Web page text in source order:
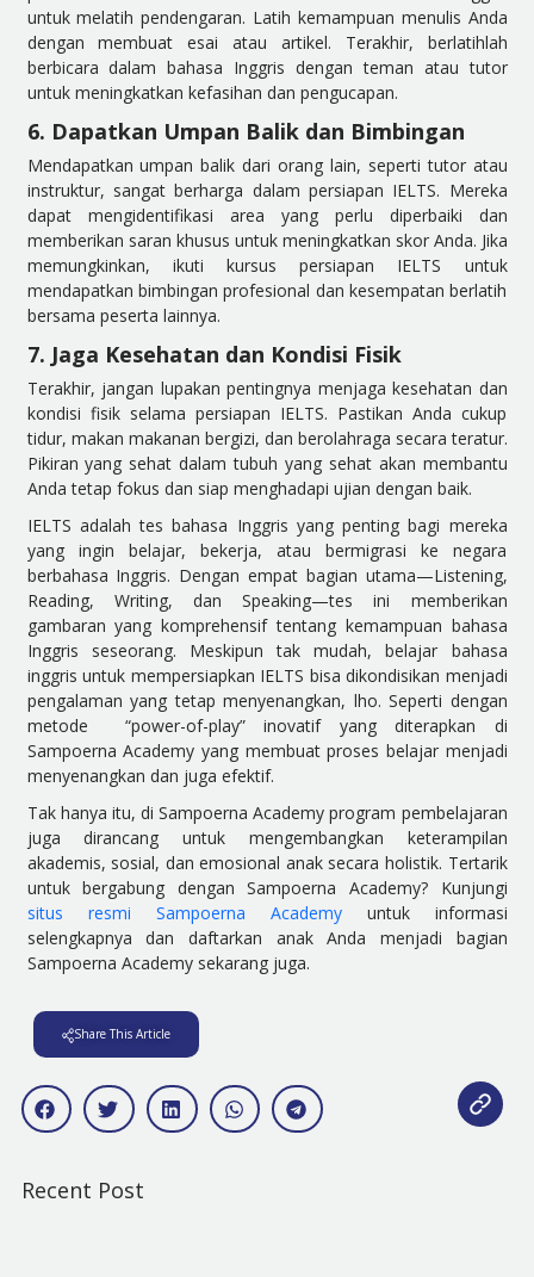
untuk melatih pendengaran. Latih kemampuan menulis Anda
dengan membuat esai atau artikel. Terakhir, berlatihlah
berbicara dalam bahasa Inggris dengan teman atau tutor
untuk meningkatkan kefasihan dan pengucapan.
6. Dapatkan Umpan Balik dan Bimbingan
Mendapatkan umpan balik dari orang lain, seperti tutor atau
instruktur, sangat berharga dalam persiapan IELTS. Mereka
dapat mengidentifikasi area yang perlu diperbaiki dan
memberikan saran khusus untuk meningkatkan skor Anda. Jika
memungkinkan, ikuti kursus persiapan IELTS untuk
mendapatkan bimbingan profesional dan kesempatan berlatih
bersama peserta lainnya.
7. Jaga Kesehatan dan Kondisi Fisik
Terakhir, jangan lupakan pentingnya menjaga kesehatan dan
kondisi fisik selama persiapan IELTS. Pastikan Anda cukup
tidur, makan makanan bergizi, dan berolahraga secara teratur.
Pikiran yang sehat dalam tubuh yang sehat akan membantu
Anda tetap fokus dan siap menghadapi ujian dengan baik.
IELTS adalah tes bahasa Inggris yang penting bagi mereka
yang ingin belajar, bekerja, atau bermigrasi ke negara
berbahasa Inggris. Dengan empat bagian utama—Listening,
Reading, Writing, dan Speaking—tes ini memberikan
gambaran yang komprehensif tentang kemampuan bahasa
Inggris seseorang. Meskipun tak mudah, belajar bahasa
inggris untuk mempersiapkan IELTS bisa dikondisikan menjadi
pengalaman yang tetap menyenangkan, lho. Seperti dengan
metode “power-of-play” inovatif yang diterapkan di
Sampoerna Academy yang membuat proses belajar menjadi
menyenangkan dan juga efektif.
Tak hanya itu, di Sampoerna Academy program pembelajaran
juga dirancang untuk mengembangkan keterampilan
akademis, sosial, dan emosional anak secara holistik. Tertarik
untuk bergabung dengan Sampoerna Academy? Kunjungi
situs resmi Sampoerna Academyuntuk informasi
selengkapnya dan daftarkan anak Anda menjadi bagian
Sampoerna Academy sekarang juga.
Share This Article
Recent Post